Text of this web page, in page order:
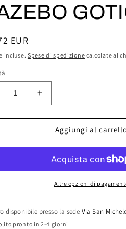
EUR
incluse. Spese di spedizione calcolate al
Aumenta
quantità
per
TOP
COPERTURA
GAZEBO
GOTIC
Aggiungi al
Altre opzioni di
disponibile presso la sede Via San
pronto in 2-4 giorni